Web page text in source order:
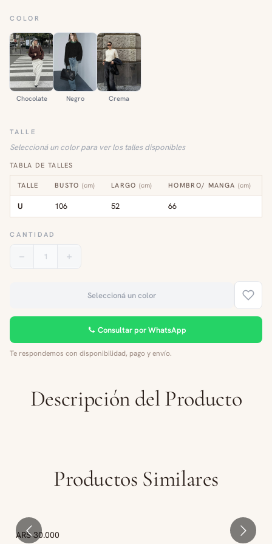
COLOR
Chocolate Negro Crema
TALLE
Seleccioná un color para ver los talles disponibles
TABLA DE TALLES
TALLE BUSTO (cm) LARGO (cm) HOMBRO/ MANGA (cm)
U 106 52 66
CANTIDAD
1
Seleccioná un color
Consultar por WhatsApp
Te respondemos con disponibilidad, pago y envío.
Descripción del Producto
Productos Similares
ARS 30.000